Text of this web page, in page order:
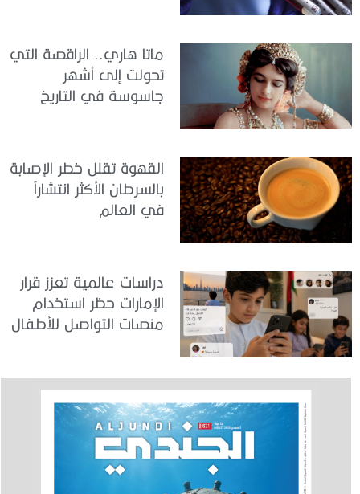
ماتا هاري.. الراقصة التي
تحولت إلى أشهر
جاسوسة في التاريخ
القهوة تقلل خطر الإصابة
بالسرطان الأكثر انتشاراً
في العالم
دراسات عالمية تعزز قرار
الإمارات حظر استخدام
منصات التواصل للأطفال